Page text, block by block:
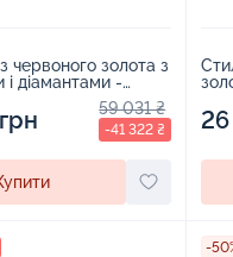
червоного золота з
і діамантами -
59 031 ₴
-41 322 ₴ 26
-